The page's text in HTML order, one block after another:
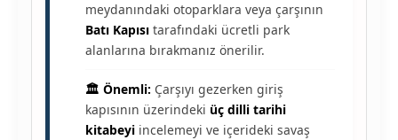
meydanındaki otoparklara veya çarşının
Batı Kapısı tarafındaki ücretli park
alanlarına bırakmanız önerilir.
🏛️ Önemli: Çarşıyı gezerken giriş
kapısının üzerindeki üç dilli tarihi
kitabeyi incelemeyi ve içerideki savaş